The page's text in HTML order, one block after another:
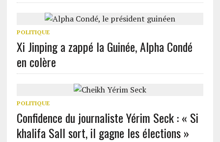
POLITIQUE
Xi Jinping a zappé la Guinée, Alpha Condé
en colère
POLITIQUE
Confidence du journaliste Yérim Seck : « Si
khalifa Sall sort, il gagne les élections »